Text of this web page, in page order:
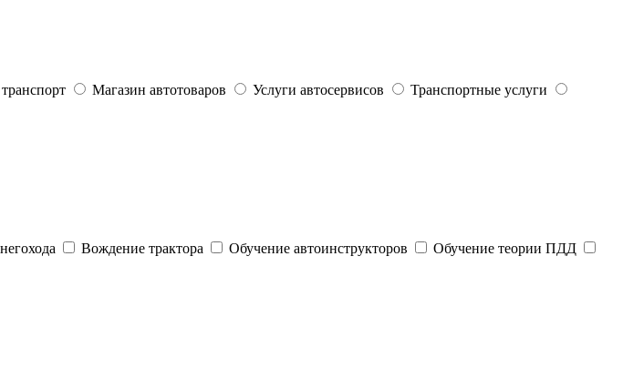
Магазин автотоваров Услуги автосервисов
Транспортные услуги
Вождение трактора Обучение автоинструкторов
Обучение теории ПДД